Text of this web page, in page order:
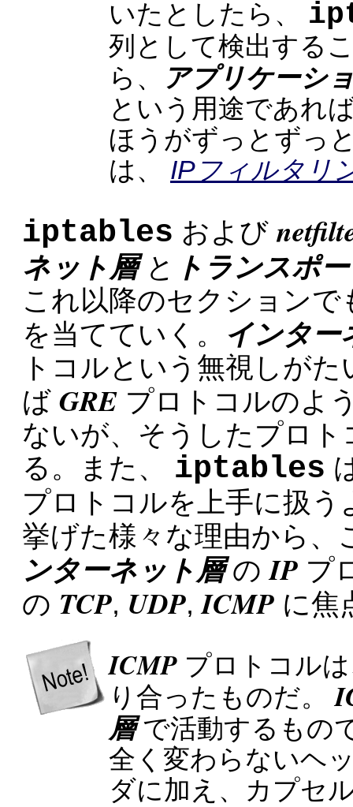
いたとしたら、
列として検出する
ら、
アプリケーシ
という用途であれ
ほうがずっとずっ
は、 IPフィルタリ
iptables および
ネット層と トランスポ
これ以降のセクション
を当てていく。 インター
トコルという無視しが
ば GRE プロトコルのよ
ないが、そうしたプロ
る。また、 iptables
プロトコルを上手に扱
挙げた様々な理由から
ンターネット層の IP プ
の TCP, UDP, ICMP に焦
ICMP プロトコル
り合ったものだ。
層で活動するもの
全く変わらないヘ
ダに加え、カプセ